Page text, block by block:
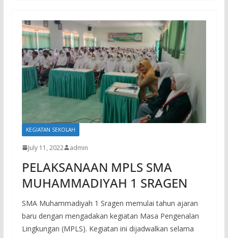
KEGIATAN SEKOLAH
July 11, 2022 admin
PELAKSANAAN MPLS SMA
MUHAMMADIYAH 1 SRAGEN
SMA Muhammadiyah 1 Sragen memulai tahun ajaran
baru dengan mengadakan kegiatan Masa Pengenalan
Lingkungan (MPLS). Kegiatan ini dijadwalkan selama